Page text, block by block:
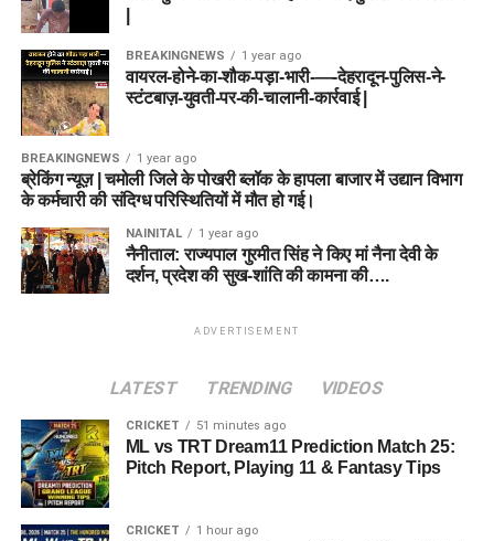
BREAKINGNEWS 1 year ago
वायरल-होने-का-शौक-पड़ा-भारी-—-देहरादून-पुलिस-ने-
स्टंटबाज़-युवती-पर-की-चालानी-कार्रवाई |
BREAKINGNEWS 1 year ago
ब्रेकिंग न्यूज़ | चमोली जिले के पोखरी ब्लॉक के हापला बाजार में उद्यान विभाग
के कर्मचारी की संदिग्ध परिस्थितियों में मौत हो गई।
NAINITAL 1 year ago
नैनीताल: राज्यपाल गुरमीत सिंह ने किए मां नैना देवी के
दर्शन, प्रदेश की सुख-शांति की कामना की….
ADVERTISEMENT
LATEST TRENDING VIDEOS
CRICKET 51 minutes ago
ML vs TRT Dream11 Prediction Match 25:
Pitch Report, Playing 11 & Fantasy Tips
CRICKET 1 hour ago